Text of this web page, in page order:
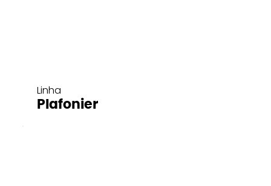
Linha
Plafonier